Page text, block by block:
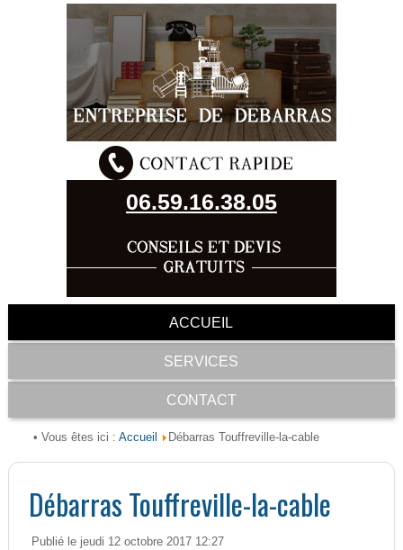
06.59.16.38.05
ACCUEIL
SERVICES
CONTACT
• Vous êtes ici : Accueil Débarras Touffreville-la-cable
Débarras Touffreville-la-cable
Publié le jeudi 12 octobre 2017 12:27